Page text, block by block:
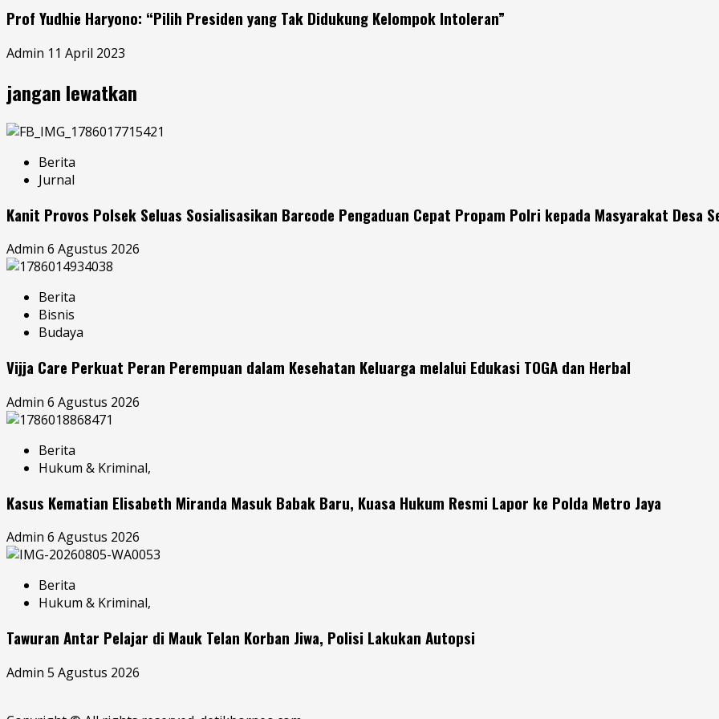
Prof Yudhie Haryono: “Pilih Presiden yang Tak Didukung Kelompok Intoleran”
Admin 11 April 2023
jangan lewatkan
Berita
Jurnal
Kanit Provos Polsek Seluas Sosialisasikan Barcode Pengaduan Cepat Propam Polri kepada Masyarakat Desa
Admin 6 Agustus 2026
Berita
Bisnis
Budaya
Vijja Care Perkuat Peran Perempuan dalam Kesehatan Keluarga melalui Edukasi TOGA dan Herbal
Admin 6 Agustus 2026
Berita
Hukum & Kriminal,
Kasus Kematian Elisabeth Miranda Masuk Babak Baru, Kuasa Hukum Resmi Lapor ke Polda Metro Jaya
Admin 6 Agustus 2026
Berita
Hukum & Kriminal,
Tawuran Antar Pelajar di Mauk Telan Korban Jiwa, Polisi Lakukan Autopsi
Admin 5 Agustus 2026